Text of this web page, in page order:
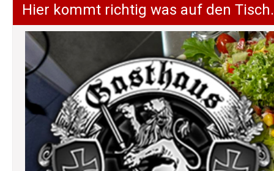
Hier kommt richtig was auf den Tisch.